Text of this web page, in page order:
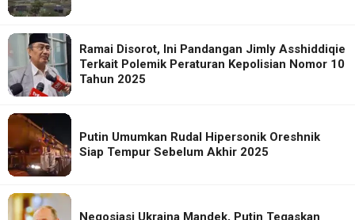
Ramai Disorot, Ini Pandangan Jimly Asshiddiqie
Terkait Polemik Peraturan Kepolisian Nomor 10
Tahun 2025
Putin Umumkan Rudal Hipersonik Oreshnik
Siap Tempur Sebelum Akhir 2025
Negosiasi Ukraina Mandek, Putin Tegaskan